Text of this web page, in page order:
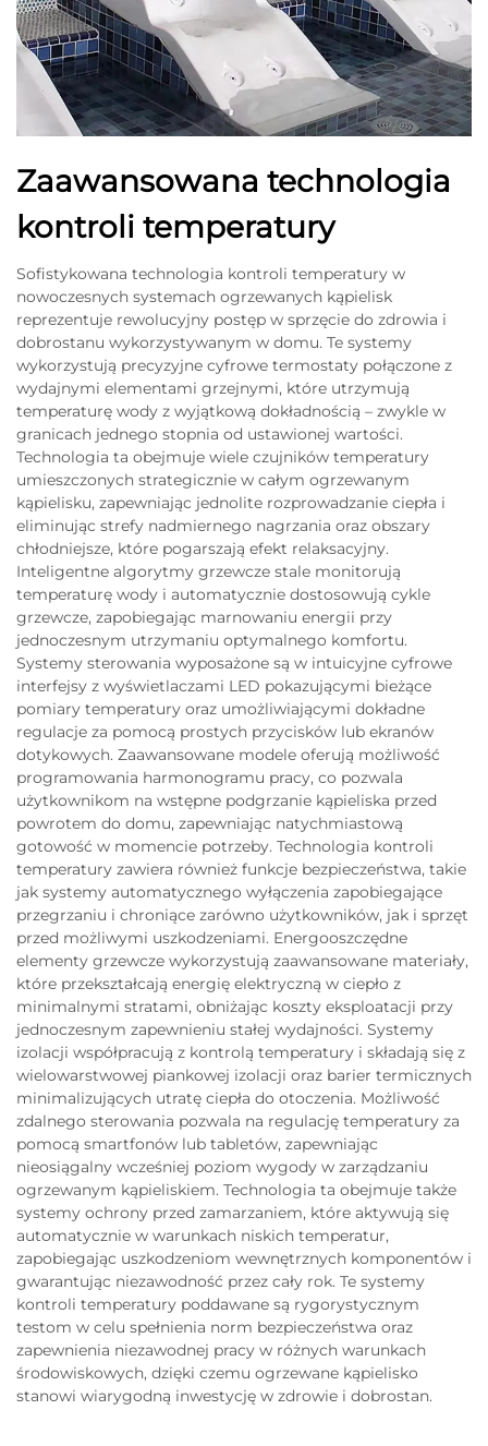
Zaawansowana technologia
kontroli temperatury
Sofistykowana technologia kontroli temperatury w
nowoczesnych systemach ogrzewanych kąpielisk
reprezentuje rewolucyjny postęp w sprzęcie do zdrowia i
dobrostanu wykorzystywanym w domu. Te systemy
wykorzystują precyzyjne cyfrowe termostaty połączone z
wydajnymi elementami grzejnymi, które utrzymują
temperaturę wody z wyjątkową dokładnością – zwykle w
granicach jednego stopnia od ustawionej wartości.
Technologia ta obejmuje wiele czujników temperatury
umieszczonych strategicznie w całym ogrzewanym
kąpielisku, zapewniając jednolite rozprowadzanie ciepła i
eliminując strefy nadmiernego nagrzania oraz obszary
chłodniejsze, które pogarszają efekt relaksacyjny.
Inteligentne algorytmy grzewcze stale monitorują
temperaturę wody i automatycznie dostosowują cykle
grzewcze, zapobiegając marnowaniu energii przy
jednoczesnym utrzymaniu optymalnego komfortu.
Systemy sterowania wyposażone są w intuicyjne cyfrowe
interfejsy z wyświetlaczami LED pokazującymi bieżące
pomiary temperatury oraz umożliwiającymi dokładne
regulacje za pomocą prostych przycisków lub ekranów
dotykowych. Zaawansowane modele oferują możliwość
programowania harmonogramu pracy, co pozwala
użytkownikom na wstępne podgrzanie kąpieliska przed
powrotem do domu, zapewniając natychmiastową
gotowość w momencie potrzeby. Technologia kontroli
temperatury zawiera również funkcje bezpieczeństwa, takie
jak systemy automatycznego wyłączenia zapobiegające
przegrzaniu i chroniące zarówno użytkowników, jak i sprzęt
przed możliwymi uszkodzeniami. Energooszczędne
elementy grzewcze wykorzystują zaawansowane materiały,
które przekształcają energię elektryczną w ciepło z
minimalnymi stratami, obniżając koszty eksploatacji przy
jednoczesnym zapewnieniu stałej wydajności. Systemy
izolacji współpracują z kontrolą temperatury i składają się z
wielowarstwowej piankowej izolacji oraz barier termicznych
minimalizujących utratę ciepła do otoczenia. Możliwość
zdalnego sterowania pozwala na regulację temperatury za
pomocą smartfonów lub tabletów, zapewniając
nieosiągalny wcześniej poziom wygody w zarządzaniu
ogrzewanym kąpieliskiem. Technologia ta obejmuje także
systemy ochrony przed zamarzaniem, które aktywują się
automatycznie w warunkach niskich temperatur,
zapobiegając uszkodzeniom wewnętrznych komponentów i
gwarantując niezawodność przez cały rok. Te systemy
kontroli temperatury poddawane są rygorystycznym
testom w celu spełnienia norm bezpieczeństwa oraz
zapewnienia niezawodnej pracy w różnych warunkach
środowiskowych, dzięki czemu ogrzewane kąpielisko
stanowi wiarygodną inwestycję w zdrowie i dobrostan.